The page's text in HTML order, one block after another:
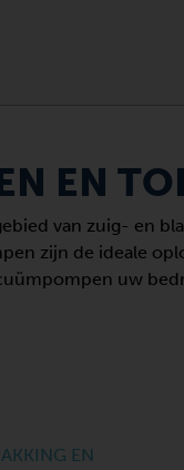
EN
van zuig- en
zijn de ideale
uw